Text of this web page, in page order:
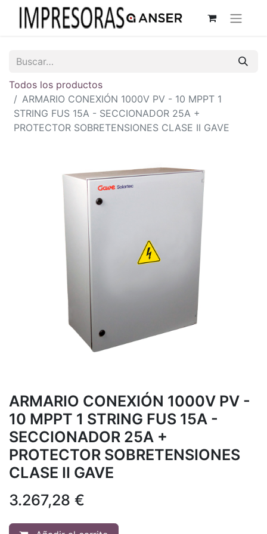
Todos los productos
ARMARIO CONEXIÓN 1000V PV - 10 MPPT 1
STRING FUS 15A - SECCIONADOR 25A +
PROTECTOR SOBRETENSIONES CLASE II GAVE
ARMARIO CONEXIÓN 1000V PV -
10 MPPT 1 STRING FUS 15A -
SECCIONADOR 25A +
PROTECTOR SOBRETENSIONES
CLASE II GAVE
3.267,28 €